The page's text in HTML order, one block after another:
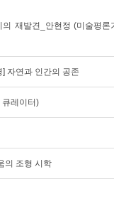
재발견_안현정 (미술평론
자연과 인간의 공존
큐레이터)
의 조형 시학